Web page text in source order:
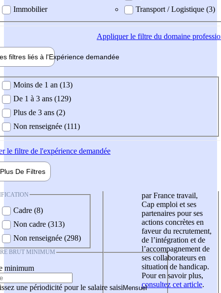
Immobilier
Transport / Logistique (3)
Appliquerle filtre du domaine
filtres liés à l'Expérience demandée
demandée
Moins de 1 an (13)
De 1 à 3 ans (129)
Plus de 3 ans (2)
Non renseignée (111)
le filtre de l'expérience demandée
Plus De Filtres
Cadre (8)
Non cadre (313)
Non renseignée (298)
BRUT MINIMUM
minimum
une périodicité pour le salaire saisi
par France travail,
Cap emploi et ses
partenaires pour ses
actions concrètes en
faveur du recrutement,
de l’intégration et de
l’accompagnement de
ses collaborateurs en
situation de handicap.
Pour en savoir plus,
consultez cet article.